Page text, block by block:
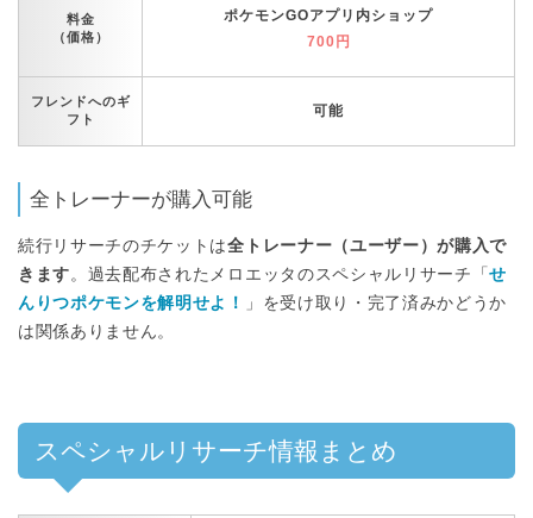
料金
（価格）
ポケモンGOアプリ内ショップ
700円
フレンドへのギ
フト
可能
全トレーナーが購入可能
続行リサーチのチケットは全トレーナー（ユーザー）が購入で
きます 。過去配布されたメロエッタのスペシャルリサーチ「せ
んりつポケモンを解明せよ！
」を受け取り・完了済みかどうか
は関係ありません。
スペシャルリサーチ情報まとめ